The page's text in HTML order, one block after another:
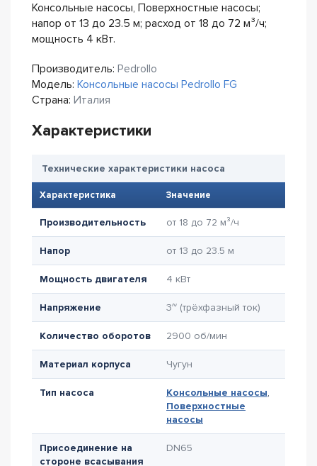
Консольные насосы, Поверхностные насосы;
напор от 13 до 23.5 м; расход от 18 до 72 м³/ч;
мощность 4 кВт.
Производитель: Pedrollo
Модель: Консольные насосы Pedrollo FG
Страна: Италия
Характеристики
Технические характеристики насоса
Характеристика Значение
Производительность от 18 до 72 м³/ч
Напор от 13 до 23.5 м
Мощность двигателя 4 кВт
Напряжение 3~ (трёхфазный ток)
Количество оборотов 2900 об/мин
Материал корпуса Чугун
Тип насоса Консольные насосы,
Поверхностные
насосы
Присоединение на
стороне всасывания
DN65